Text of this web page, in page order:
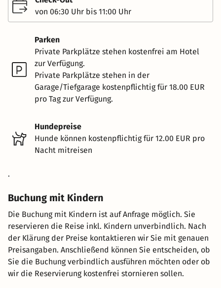
von 06:30 Uhr bis 11:00 Uhr
Parken
Private Parkplätze stehen kostenfrei am Hotel
zur Verfügung.
Private Parkplätze stehen in der
Garage/Tiefgarage kostenpflichtig für 18.00 EUR
pro Tag zur Verfügung.
Hundepreise
Hunde können kostenpflichtig für 12.00 EUR pro
Nacht mitreisen
.
Buchung mit Kindern
Die Buchung mit Kindern ist auf Anfrage möglich. Sie
reservieren die Reise inkl. Kindern unverbindlich. Nach
der Klärung der Preise kontaktieren wir Sie mit genauen
Preisangaben. Anschließend können Sie entscheiden, ob
Sie die Buchung verbindlich ausführen möchten oder ob
wir die Reservierung kostenfrei stornieren sollen.